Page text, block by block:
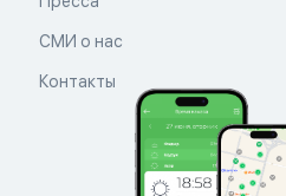
СМИ о нас
Контакты